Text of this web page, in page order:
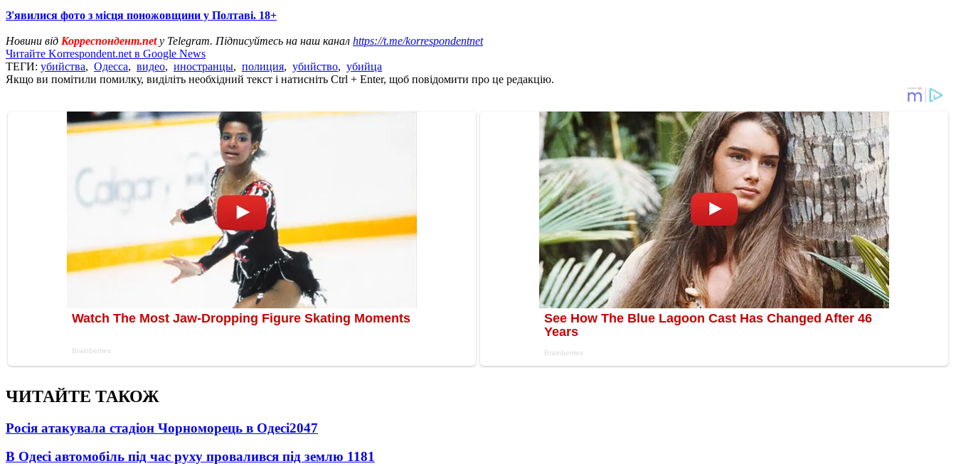
З'явилися фото з місця поножовщини у Полтаві. 18+
Новини від Корреспондент.netу Telegram. Підписуйтесь на наш канал https://t.me/korrespondentnet
Читайте Korrespondent.net в Google News
ТЕГИ: убийства, Одесса, видео, иностранцы, полиция, убийство, убийца
Якщо ви помітили помилку, виділіть необхідний текст і натисніть Ctrl + Enter, щоб повідомити про це редакцію.
ЧИТАЙТЕ ТАКОЖ
Росія атакувала стадіон Чорноморець в Одесі2047
В Одесі автомобіль під час руху провалився під землю 1181